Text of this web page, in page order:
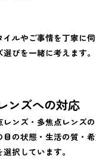
ルやご事情を丁寧に
びを一緒に考えます。
ンズへの対応
レンズ・多焦点レンズ
目の状態・生活の質・
択しています。